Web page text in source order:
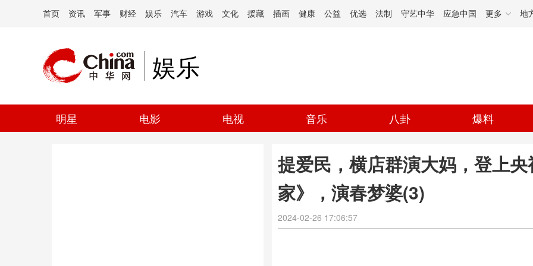
首页 资讯 军事 财经 娱乐 汽车 游戏 文化 援藏 插画 健康 公益 优选 法制 守艺中华 应急中国 更多 地
娱乐
明星 电影 电视 音乐 八卦 爆料
提爱民，横店群演大妈，登上
家》，演春梦婆(3)
2024-02-26 17:06:57